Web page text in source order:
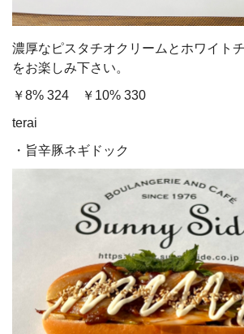
濃厚なピスタチオクリームとホワイト
をお楽しみ下さい。
￥8% 324 ￥10% 330
terai
・旨辛豚ネギドック